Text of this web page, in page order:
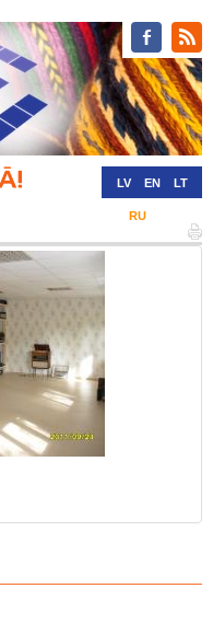
LV EN LT
RU